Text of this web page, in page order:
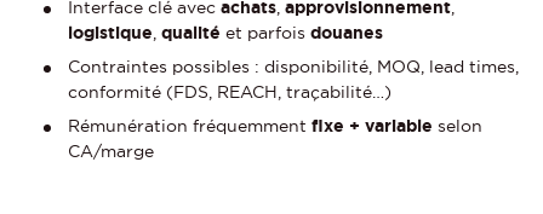
Interface clé avec achats approvisionnement
logistique qualité et parfois douanes
Contraintes possibles : disponibilité, MOQ, lead times,
conformité (FDS, REACH, traçabilité…)
Rémunération fréquemment fixe + variable selon
CA/marge